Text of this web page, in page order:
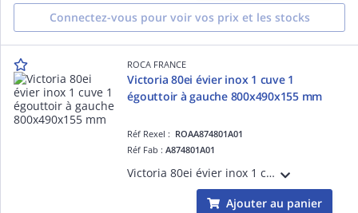
Connectez-vous pour voir vos prix et les stocks
ROCA FRANCE
Victoria 80ei évier inox 1 cuve 1
égouttoir à gauche 800x490x155 mm
Réf Rexel : ROAA874801A01
Réf Fab :A874801A01
Victoria 80ei évier inox 1 cuve 1 égouttoir à gauche 800x490x155 mm
Ajouter au panier